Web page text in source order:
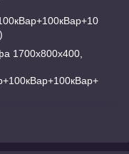
1700х800х400,